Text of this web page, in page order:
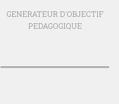
GENERATEUR D'OBJECTIF
PEDAGOGIQUE